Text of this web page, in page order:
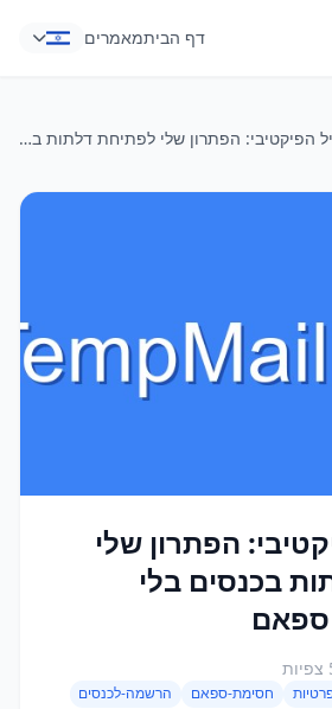
דף הביתמאמרים
האימייל הפיקטיבי: הפתרון שלי לפתיחת דלתות בכנסים בלי להיתקע עם ספאם
הפתרון שלי
בכנסים בלי
חסימת-ספאם
הרשמה-לכנסים